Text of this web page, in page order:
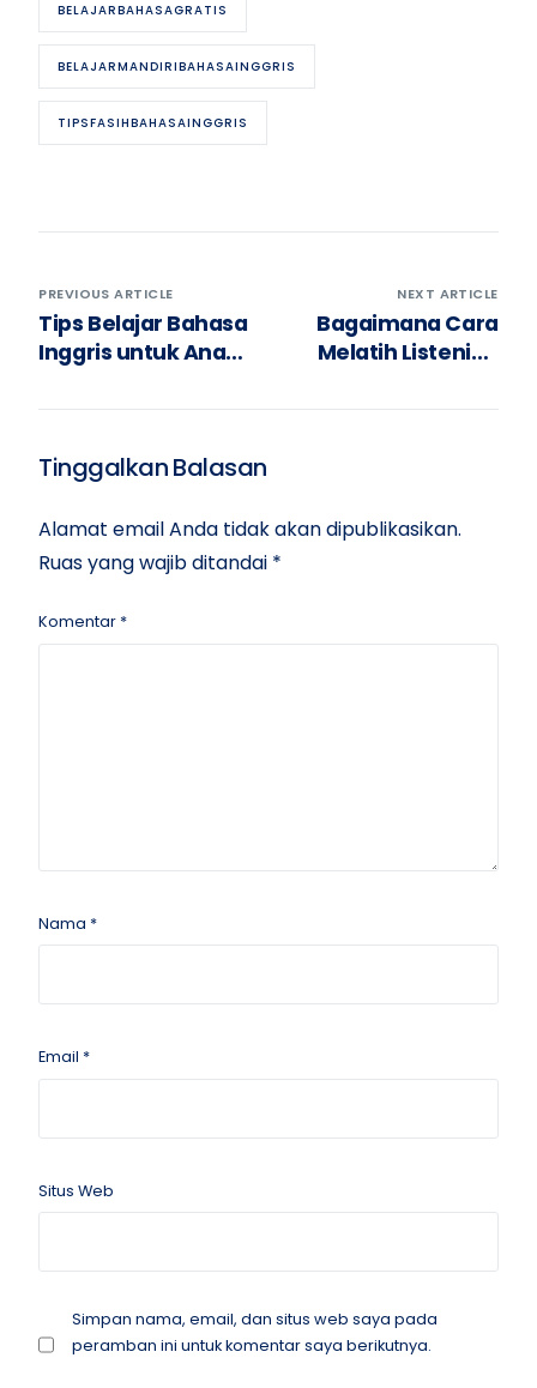
BELAJARBAHASAGRATIS
BELAJARMANDIRIBAHASAINGGRIS
TIPSFASIHBAHASAINGGRIS
PREVIOUS ARTICLE
Tips Belajar Bahasa
Inggris untuk Anak
Bosan
NEXT ARTICLE
Bagaimana Cara
Melatih Listening
Tinggalkan Balasan
Alamat email Anda tidak akan dipublikasikan.
Ruas yang wajib ditandai *
Komentar *
Nama *
Email *
Situs Web
Simpan nama, email, dan situs web saya pada
peramban ini untuk komentar saya berikutnya.